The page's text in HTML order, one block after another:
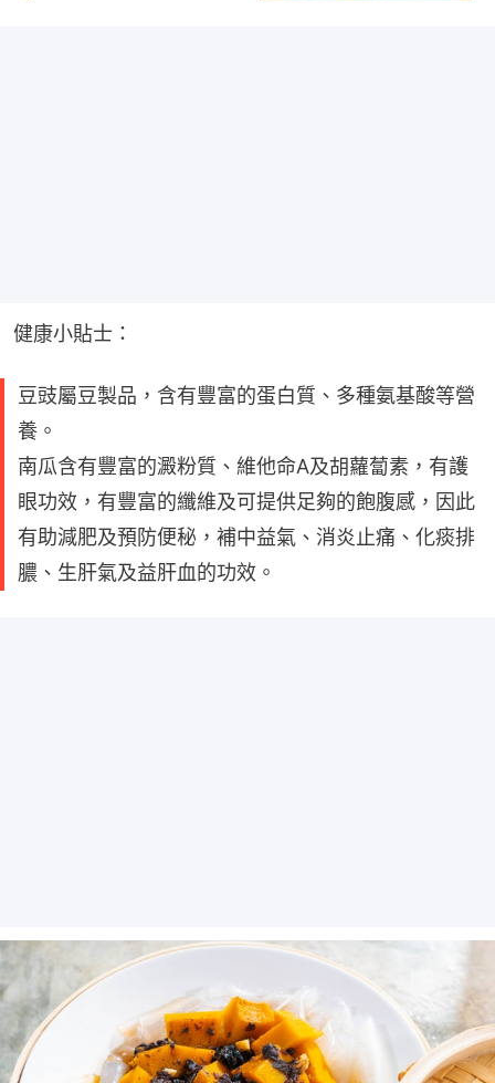
健康小貼士：
豆豉屬豆製品，含有豐富的蛋白質、多種氨基酸等營
養。
南瓜含有豐富的澱粉質、維他命A及胡蘿蔔素，有護
眼功效，有豐富的纖維及可提供足夠的飽腹感，因此
有助減肥及預防便秘，補中益氣、消炎止痛、化痰排
膿、生肝氣及益肝血的功效。